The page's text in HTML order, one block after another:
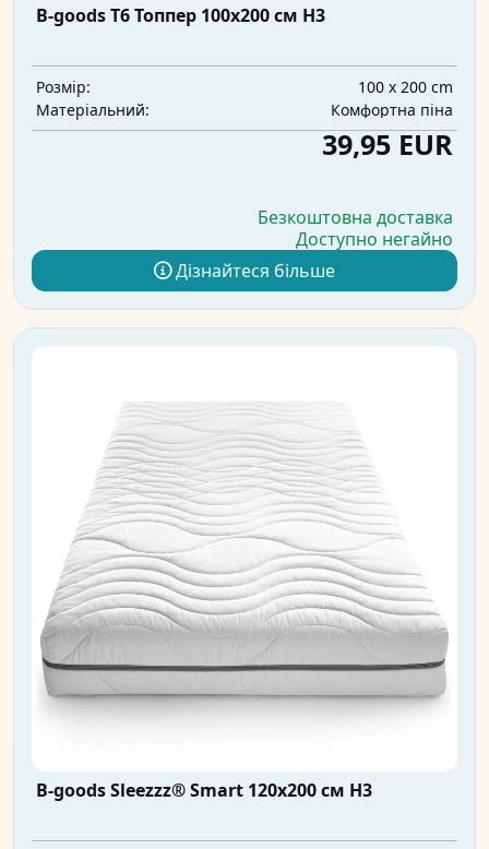
B-goods T6 Топпер 100x200 см H3
Розмір:
100 x 200 cm
Матеріальний:
Комфортна піна
39,95 EUR
Безкоштовна доставка
Доступно негайно
Дізнайтеся більше
B-goods Sleezzz® Smart 120x200 см H3